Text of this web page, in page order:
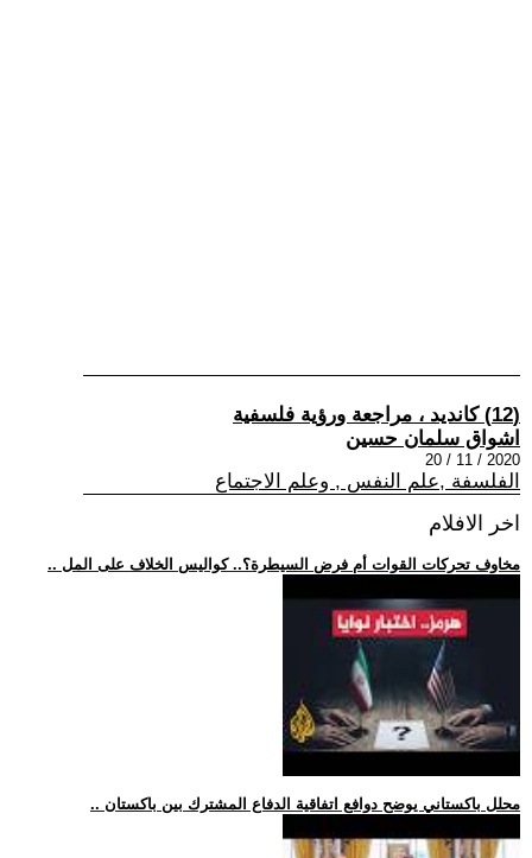
(12) كانديد ، مراجعة ورؤية فلسفية
اشواق سلمان حسين
2020 / 11 / 20
الفلسفة ,علم النفس , وعلم الاجتماع
اخر الافلام
.. مخاوف تحركات القوات أم فرض السيطرة؟.. كواليس الخلاف على المل
.. محلل باكستاني يوضح دوافع اتفاقية الدفاع المشترك بين باكستان